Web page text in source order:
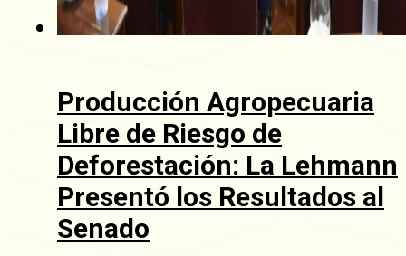
Producción Agropecuaria
Libre de Riesgo de
Deforestación: La Lehmann
Presentó los Resultados al
Senado